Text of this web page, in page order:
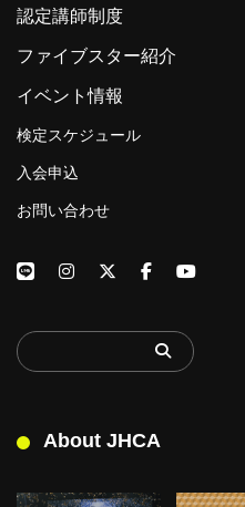
認定講師制度
ファイブスター紹介
イベント情報
検定スケジュール
入会申込
お問い合わせ
About JHCA